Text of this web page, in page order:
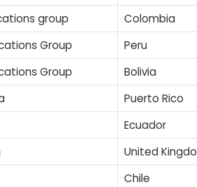
group
Colombia
Group
Peru
Group
Bolivia
Puerto Rico
Ecuador
United
Chile